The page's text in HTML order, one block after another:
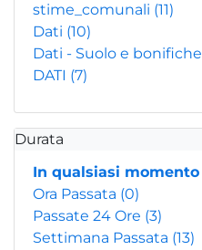
stime_comunali (11)
Dati (10)
Dati - Suolo e bonifiche
DATI (7)
Durata
In qualsiasi momento
Ora Passata (0)
Passate 24 Ore (3)
Settimana Passata (13)